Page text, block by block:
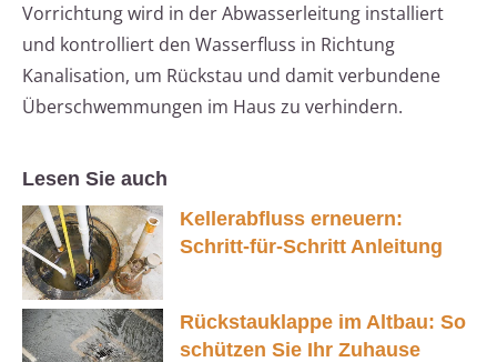
Vorrichtung wird in der Abwasserleitung installiert
und kontrolliert den Wasserfluss in Richtung
Kanalisation, um Rückstau und damit verbundene
Überschwemmungen im Haus zu verhindern.
Lesen Sie auch
Kellerabfluss erneuern:
Schritt-für-Schritt Anleitung
Rückstauklappe im Altbau: So
schützen Sie Ihr Zuhause